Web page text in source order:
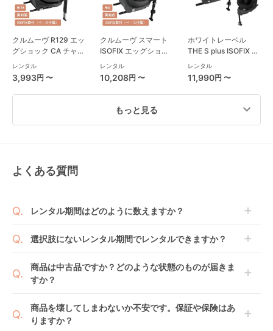
クルムーヴ R129 エッ
グショック CA チャイ
ルドシート コンビ
(Combi)
レンタル
3,993円 〜
クルムーヴ スマート
ISOFIX エッグショッ
ク JL-590 コンビ
(Combi) チャイルド
シート
レンタル
10,208円 〜
ホワイトレーベル
THE S plus ISOFIX エ
ッグショック ZC-750
チャイルドシート コ
ンビ(Combi)
レンタル
11,990円 〜
ャイルドシート
レンタル
3,652 円 〜
チャイルドシート ア
レンタル
8,580 円 〜
ジョイトリップ アド
もっと見る
よくある質問
レンタル期間はどのように数えますか？
開始日1日目となります。
日までに配送業者（佐川急便）に商品の引渡しとなり
ます。
選択肢にないレンタル期間でレンタルできますか？
間の利用が可能です。
例えば4ヶ月の場合、3ヶ月レンタル＋1ヶ月延長とし
の上で、早期にご返却ください。
商品は中古品ですか？どのような状態のものが届きま
すか？
のもございます。
新品商品はメーカーから仕入れた状態のものをお送り
商品を壊してしまわないか不安です。保証や保険はあ
りますか？